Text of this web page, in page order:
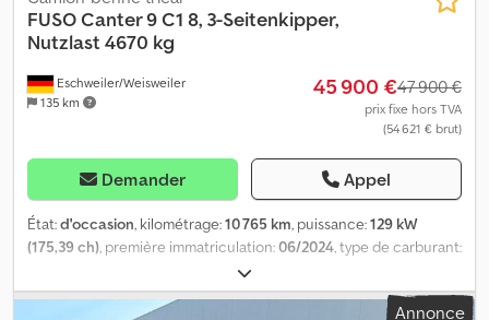
Eschweiler/Weisweiler
135 km
FUSOCanter 9 C1 8, 3-Seitenkipper,
Nutzlast 4670 kg
45 900 €47 900 €
prix fixe hors TVA
(54 621 € brut)
Demander Appel
État:d'occasion, kilométrage:10 765 km, puissance:129 kW
(175,39 ch), première immatriculation:06/2024, type de carburant:
, configuration d'essieux:
type d'engrenage:semi-automatique, longueur de l'espace de
Annonce